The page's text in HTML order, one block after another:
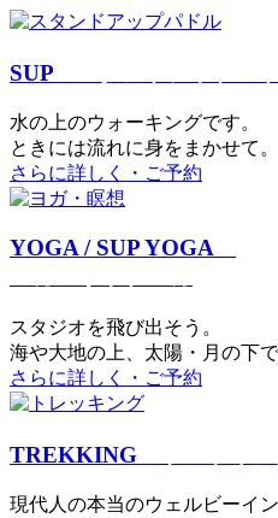
SUP
⽔の上のウォーキングです。
ときには流れに身をまかせて。
さらに詳しく・ご予約
YOGA / SUP YOGA
スタジオを⾶び出そう。
海や大地の上、太陽・⽉の下で
さらに詳しく・ご予約
TREKKING
現代⼈の本当のウェルビーイン